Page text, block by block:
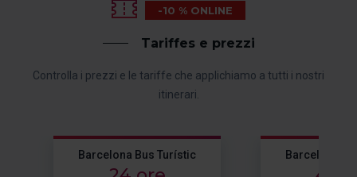
-10 % ONLINE
Tariffes e prezzi
Controlla i prezzi e le tariffe che applichiamo a tutti i nostri
itinerari.
Barcelona Bus Turístic Barcelona